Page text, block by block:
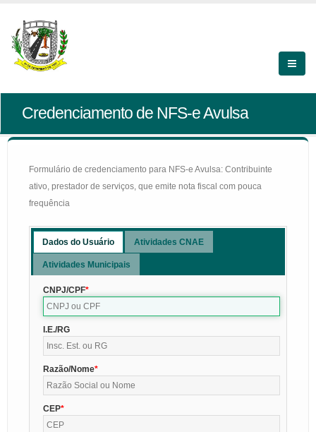
Credenciamento de NFS-e Avulsa
Formulário de credenciamento para NFS-e Avulsa: Contribuinte
ativo, prestador de serviços, que emite nota fiscal com pouca
frequência
Dados do Usuário Atividades CNAE
Atividades Municipais
CNPJ/CPF
I.E./RG
Razão/Nome
CEP